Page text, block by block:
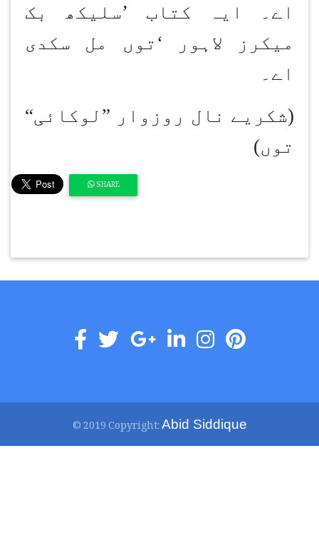
اے۔ ایہ کتاب ’سلیکھ بک
میکرز لاہور
‘ توں مل سکدی
اے۔
)شکریے نال روزوار ” لوکائی“
توں(
SHARE
© 2019 Copyright:Abid Siddique